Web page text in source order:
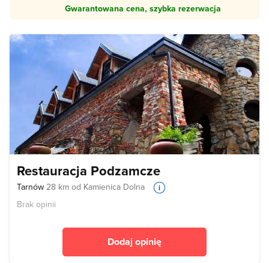
Gwarantowana cena, szybka rezerwacja
Restauracja Podzamcze
Tarnów 28 km od Kamienica Dolna
Brak opinii
Dodaj opinię